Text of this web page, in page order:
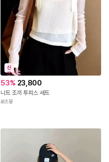
신
상
53% 23,800
니트 조끼 투피스 세트
로즈몽